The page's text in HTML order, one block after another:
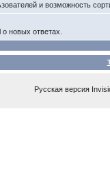
и возможность
новых ответах.
Русская версия